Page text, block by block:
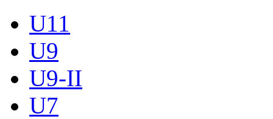
U11
U9
U9-II
U7